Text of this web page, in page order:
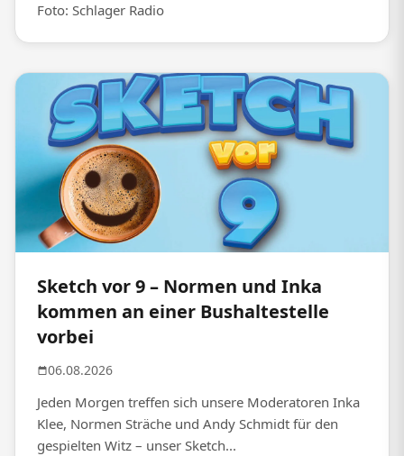
Foto: Schlager Radio
Sketch vor 9 – Normen und Inka
kommen an einer Bushaltestelle
vorbei
06.08.2026
Jeden Morgen treffen sich unsere Moderatoren Inka
Klee, Normen Sträche und Andy Schmidt für den
gespielten Witz – unser Sketch...